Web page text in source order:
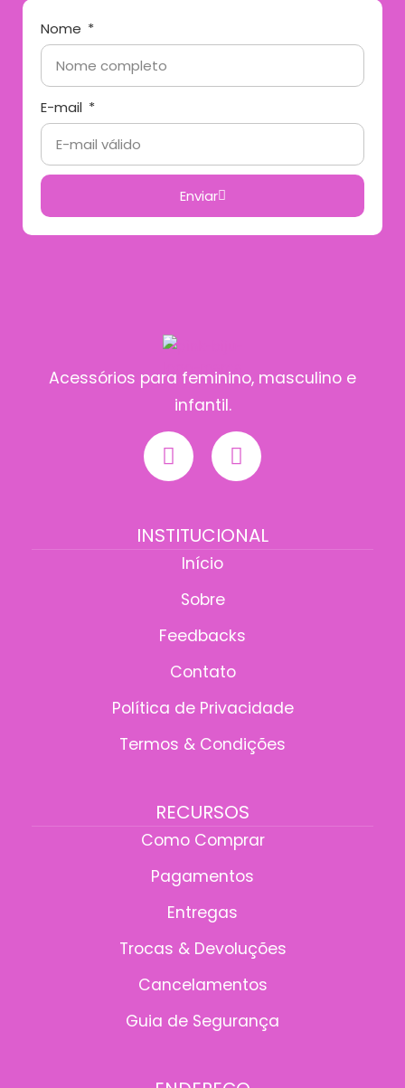
Nome
E-mail
Enviar
Acessórios para feminino, masculino e
infantil.
INSTITUCIONAL
Início
Sobre
Feedbacks
Contato
Política de Privacidade
Termos & Condições
RECURSOS
Como Comprar
Pagamentos
Entregas
Trocas & Devoluções
Cancelamentos
Guia de Segurança